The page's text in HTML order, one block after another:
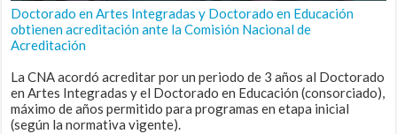
Doctorado en Artes Integradas y Doctorado en Educación
obtienen acreditación ante la Comisión Nacional de
Acreditación
La CNA acordó acreditar por un periodo de 3 años al Doctorado
en Artes Integradas y el Doctorado en Educación (consorciado),
máximo de años permitido para programas en etapa inicial
(según la normativa vigente).